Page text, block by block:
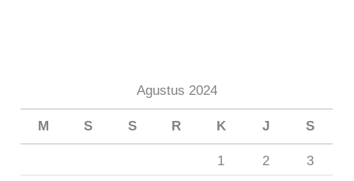
Agustus 2024
M S S R K J S
1 2
3